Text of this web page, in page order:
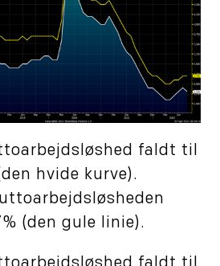
faldt til
hvide kurve).
(den gule linie).